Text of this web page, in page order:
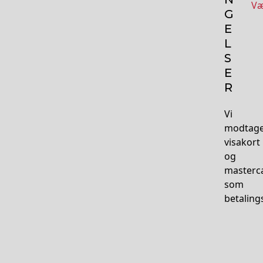
G
E
L
S
E
R
Vi
visakort
og
som